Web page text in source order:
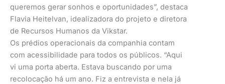
queremos gerar sonhos e oportunidades”, destaca
Flavia Heitelvan, idealizadora do projeto e diretora
de Recursos Humanos da Vikstar.
Os prédios operacionais da companhia contam
com acessibilidade para todos os públicos. “Aqui
vi uma porta aberta. Estava buscando por uma
recolocação há um ano. Fiz a entrevista e nela já